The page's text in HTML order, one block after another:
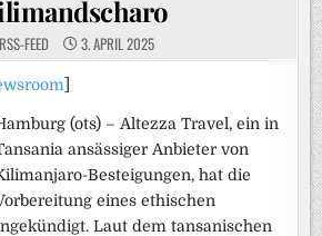
RSS-FEED 3. APRIL 2025
(ots) – Altezza Travel, ein in
ansässiger Anbieter von
Besteigungen, hat die
eines ethischen
Laut dem tansanischen